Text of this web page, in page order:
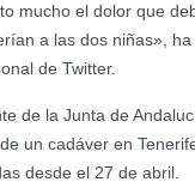
mucho el dolor que
a las dos niñas»,
de Twitter.
de la Junta de
un cadáver en
desde el 27 de abril.